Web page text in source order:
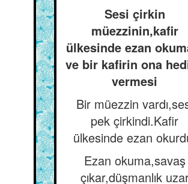
Sesi çirkin
müezzinin,kafir
ülkesinde ezan
ve bir kafirin ona
vermesi
Bir müezzin
pek çirkindi.Kafir
ülkesinde ezan
Ezan okuma,savaş
çıkar,düşmanlık